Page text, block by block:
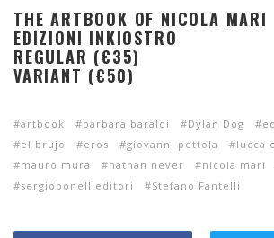
THE ARTBOOK OF NICOLA MARI
EDIZIONI INKIOSTRO
REGULAR (€35)
VARIANT (€50)
artbook barbara baraldi Dylan Dog
el brujo
eros giovanni pettola
lucca
mauro mura
nathan never nicola mari
sergiobonellieditori
Stefano Fantelli